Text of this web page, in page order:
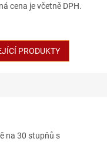
cena je včetně DPH.
PRODUKTY
na 30 stupňů s